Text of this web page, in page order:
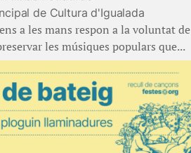
de Cultura d'Igualada
a les mans respon a la voluntat de
les músiques populars que...